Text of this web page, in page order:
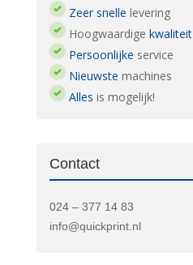
Zeer snelle levering
Hoogwaardige kwaliteit
Persoonlijke service
Nieuwste machines
Alles is mogelijk!
Contact
024 – 377 14 83
info@quickprint.nl